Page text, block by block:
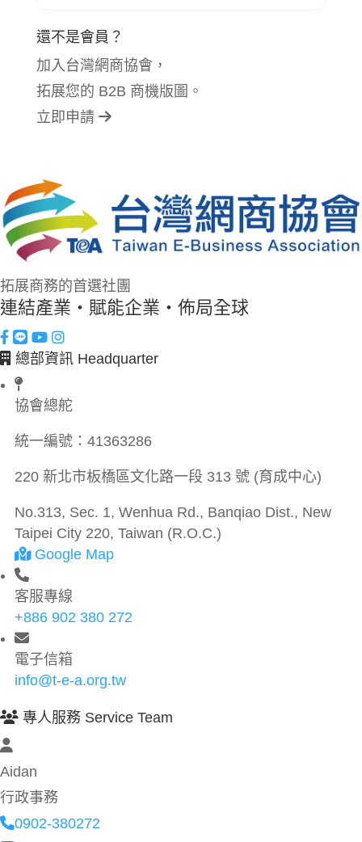
還不是會員？
加入台灣網商協會，
拓展您的 B2B 商機版圖。
立即申請
拓展商務的首選社團
連結產業・賦能企業・佈局全球
總部資訊 Headquarter
協會總舵
統一編號： 41363286
220 新北市板橋區文化路一段 313 號 (育成中心)
No.313, Sec. 1, Wenhua Rd., Banqiao Dist., New
Taipei City 220, Taiwan (R.O.C.)
Google Map
客服專線
+886 902 380 272
電子信箱
info@t-e-a.org.tw
專人服務 Service Team
Aidan
行政事務
0902-380272